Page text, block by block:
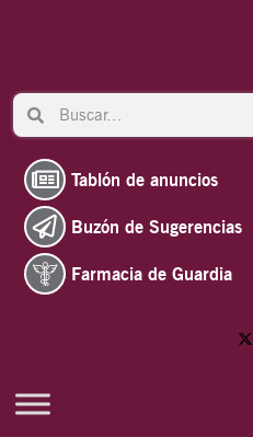
Search Search
Tablón de anuncios
Buzón de Sugerencias
Farmacia de Guardia